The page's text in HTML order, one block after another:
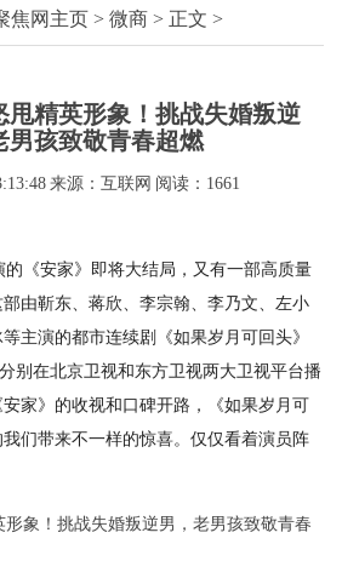
焦网主页 > 微商 > 正文 >
甩精英形象！挑战失婚叛逆
男孩致敬青春超燃
来源：互联网 阅读：1661
《安家》即将大结局，又有一部高质量
由靳东、蒋欣、李宗翰、李乃文、左小
主演的都市连续剧《如果岁月可回头》
别在北京卫视和东方卫视两大卫视平台播
家》的收视和口碑开路，《如果岁月可
们带来不一样的惊喜。仅仅看着演员阵